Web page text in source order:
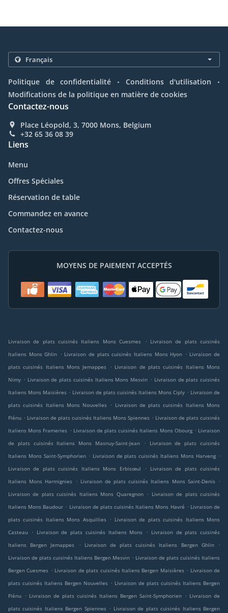
Politique de confidentialité . Conditions d'utilisation .
Modifications de la politique en matière de cookies
Contactez-nous
Place Léopold, 3, 7000 Mons, Belgium
+32 65 36 08 39
Liens
Menu
Offres Spéciales
Réservation de table
Commandez en avance
Contactez-nous
MOYENS DE PAIEMENT ACCEPTÉS
Livraison de plats cuisinés Italiens Mons Cuesmes . Livraison de plats cuisinés
Italiens Mons Ghlin . Livraison de plats cuisinés Italiens Mons Hyon . Livraison de
plats cuisinés Italiens Mons Jemappes
. Livraison de plats cuisinés Italiens Mons
Nimy . Livraison de plats cuisinés Italiens Mons Mesvin . Livraison de plats cuisinés
Italiens Mons Maisières . Livraison de plats cuisinés Italiens Mons Ciply . Livraison de
plats cuisinés Italiens Mons Nouvelles . Livraison de plats cuisinés Italiens Mons
Flénu . Livraison de plats cuisinés Italiens Mons Spiennes . Livraison de plats cuisinés
Italiens Mons Frameries . Livraison de plats cuisinés Italiens Mons Obourg . Livraison
de plats cuisinés Italiens Mons Masnuy-Saint-Jean
.
Livraison de plats cuisinés
Italiens Mons Saint-Symphorien . Livraison de plats cuisinés Italiens Mons Harveng .
Livraison de plats cuisinés Italiens Mons Erbisœul
.
Livraison de plats cuisinés
Italiens Mons Harmignies
. Livraison de plats cuisinés Italiens Mons Saint-Denis .
Livraison de plats cuisinés Italiens Mons Quaregnon . Livraison de plats cuisinés
Italiens Mons Baudour . Livraison de plats cuisinés Italiens Mons Havré . Livraison de
plats cuisinés Italiens Mons Asquillies . Livraison de plats cuisinés Italiens Mons
Casteau
. Livraison de plats cuisinés Italiens Mons . Livraison de plats cuisinés
Italiens Bergen Jemappes
. Livraison de plats cuisinés Italiens Bergen Ghlin
.
Livraison de plats cuisinés Italiens Bergen Mesvin . Livraison de plats cuisinés Italiens
Bergen Cuesmes . Livraison de plats cuisinés Italiens Bergen Maisières . Livraison de
plats cuisinés Italiens Bergen Nouvelles . Livraison de plats cuisinés Italiens Bergen
Flénu . Livraison de plats cuisinés Italiens Bergen Saint-Symphorien . Livraison de
plats cuisinés Italiens Bergen Spiennes . Livraison de plats cuisinés Italiens Bergen